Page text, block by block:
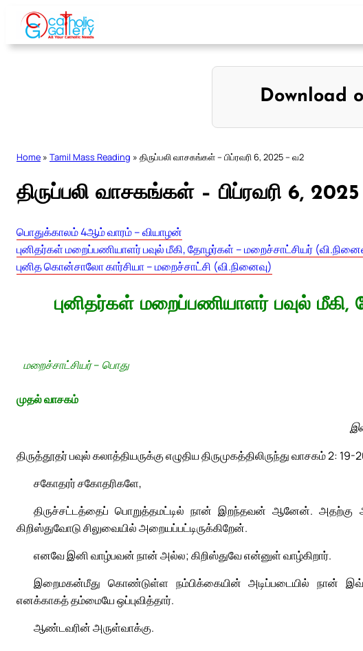
Skip
content
Download
Home » Tamil Mass Reading » திருப்பலி வாசகங்கள் – பிப்ரவரி 6, 2025 – வ2
திருப்பலி வாசகங்கள் – பிப்ரவரி 6,
பொதுக்காலம் 4ஆம் வாரம் – வியாழன்
புனிதர்கள் மறைப்பணியாளர் பவுல் மீகி, தோழர்கள் – மறைச்சாட்சியர்
புனித கொன்சாலோ கார்சியா – மறைச்சாட்சி (வி.நினைவு)
புனிதர்கள் மறைப்பணியாளர் பவுல்
மறைச்சாட்சியர் – பொது
முதல் வாசகம்
திருத்தூதர் பவுல் கலாத்தியருக்கு எழுதிய திருமுகத்திலிருந்து வாசகம் 2: 19-
சகோதரர் சகோதரிகளே,
திருச்சட்டத்தைப் பொறுத்தமட்டில் நான் இறந்தவன் ஆனேன். அதற்கு
கிறிஸ்துவோடு சிலுவையில் அறையப்பட்டிருக்கிறேன்.
எனவே இனி வாழ்பவன் நான் அல்ல; கிறிஸ்துவே என்னுள் வாழ்கிறார்.
இறைமகன்மீது கொண்டுள்ள நம்பிக்கையின் அடிப்படையில் நான்
எனக்காகத் தம்மையே ஒப்புவித்தார்.
ஆண்டவரின் அருள்வாக்கு.